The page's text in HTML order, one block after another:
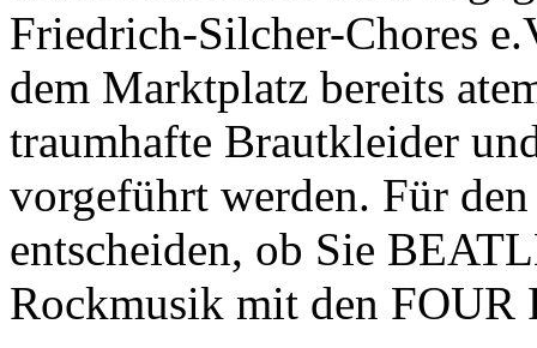
Friedrich-Silcher-Chores
dem Marktplatz bereits
traumhafte Brautkleider
vorgeführt werden. Für den
entscheiden, ob Sie
Rockmusik mit den FOUR